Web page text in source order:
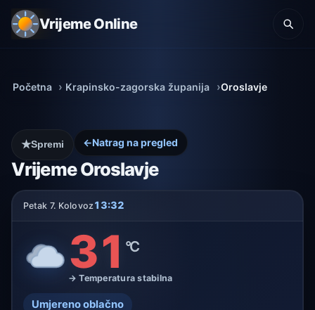
Vrijeme Online
Početna Krapinsko-zagorska županija Oroslavje
←Natrag na pregled
Vrijeme Oroslavje
★Spremi
Petak 7. Kolovoz 13:32
31 °C
→ Temperatura stabilna
Umjereno oblačno